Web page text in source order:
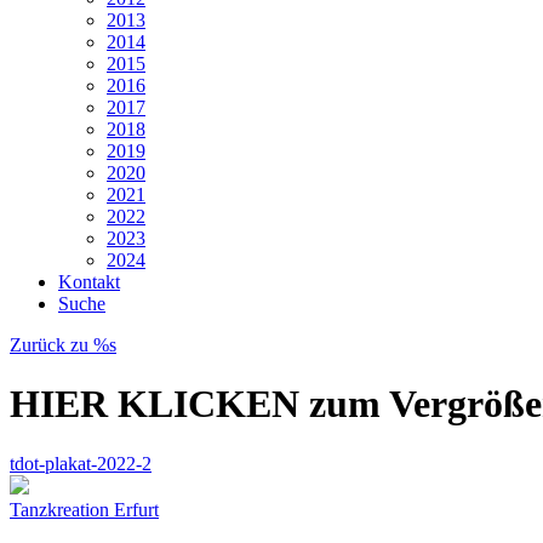
2013
2014
2015
2016
2017
2018
2019
2020
2021
2022
2023
2024
Kontakt
Suche
Zurück zu %s
HIER KLICKEN zum
tdot-plakat-2022-2
Tanzkreation Erfurt